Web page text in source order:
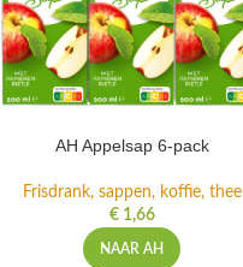
AH Appelsap 6-pack
Frisdrank, sappen, koffie, thee
€1,66
NAAR AH